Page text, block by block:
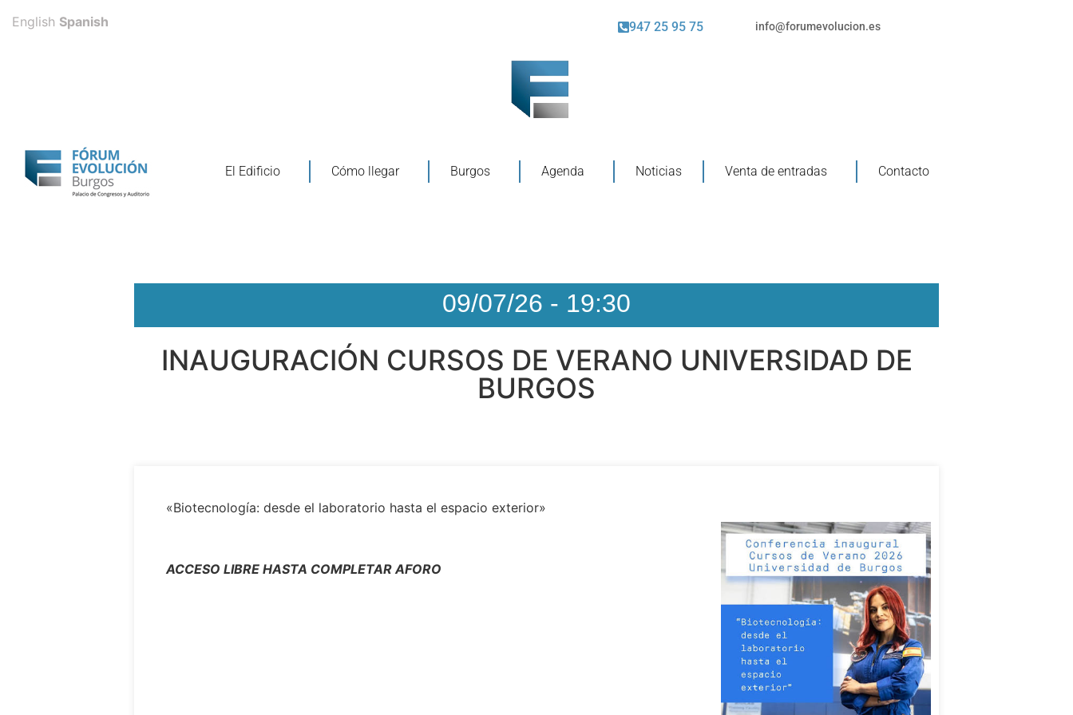
947 25 95 75 info@forumevolucion.es
El Edificio Cómo llegar Burgos Agenda Noticias Venta de entradas Contacto
09/07/26 - 19:30
INAUGURACIÓN CURSOS DE VERANO UNIVERSIDAD DE
BURGOS
«Biotecnología: desde el laboratorio hasta el espacio exterior»
ACCESO LIBRE HASTA COMPLETAR AFORO
English Spanish